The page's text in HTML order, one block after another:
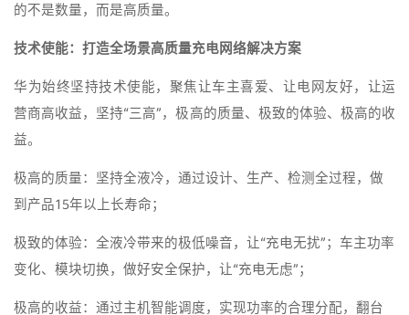
的不是数量，而是高质量。
技术使能：打造全场景高质量充电网络解决方案
华为始终坚持技术使能，聚焦让车主喜爱、让电网友好，让运
营商高收益，坚持“三高”，极高的质量、极致的体验、极高的收
益。
极高的质量：坚持全液冷，通过设计、生产、检测全过程，做
到产品15年以上长寿命；
极致的体验：全液冷带来的极低噪音，让“充电无扰”；车主功率
变化、模块切换，做好安全保护，让“充电无虑”；
极高的收益：通过主机智能调度，实现功率的合理分配，翻台